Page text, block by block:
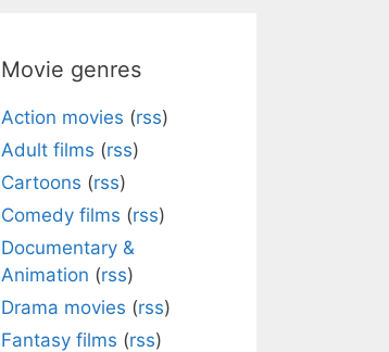
Movie genres
Action movies (rss)
Adult films (rss)
Cartoons (rss)
Comedy films (rss)
Documentary &
Animation (rss)
Drama movies (rss)
Fantasy films (rss)